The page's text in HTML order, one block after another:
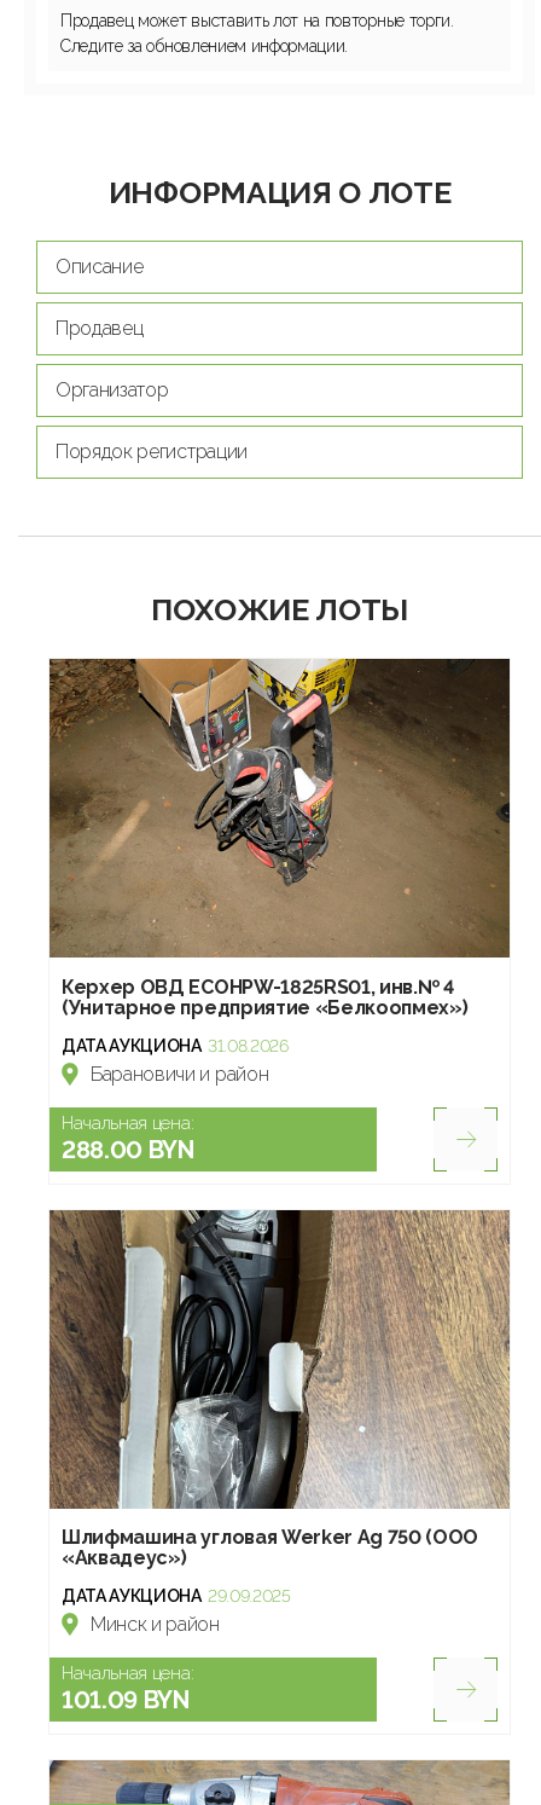
Продавец может выставить лот на повторные торги.
Следите за обновлением информации.
ИНФОРМАЦИЯ О ЛОТЕ
Описание
Продавец
Организатор
Порядок регистрации
ПОХОЖИЕ ЛОТЫ
Керхер ОВД ЕСОHPW-1825RS01, инв.№ 4
(Унитарное предприятие «Белкоопмех»)
ДАТА АУКЦИОНА 31.08.2026
Барановичи и район
Начальная цена:
288.00 BYN
Шлифмашина угловая Werker Ag 750 (ООО
«Аквадеус»)
ДАТА АУКЦИОНА 29.09.2025
Минск и район
Начальная цена:
101.09 BYN